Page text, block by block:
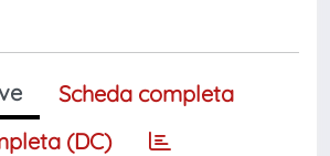
Scheda completa
(DC)